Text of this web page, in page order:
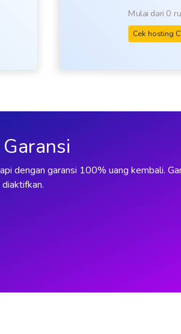
Mulai dari 0
Cek hosting
dengan garansi 100% uang kembali.